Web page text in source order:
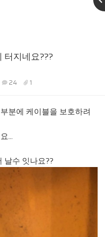
터지네요???
24 1
분에 케이블을 보호하려
...
날수 잇나요??